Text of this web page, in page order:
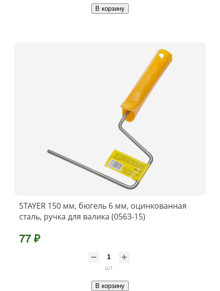
В корзину
STAYER 150 мм, бюгель 6 мм, оцинкованная
сталь, ручка для валика (0563-15)
77 ₽
шт
В корзину